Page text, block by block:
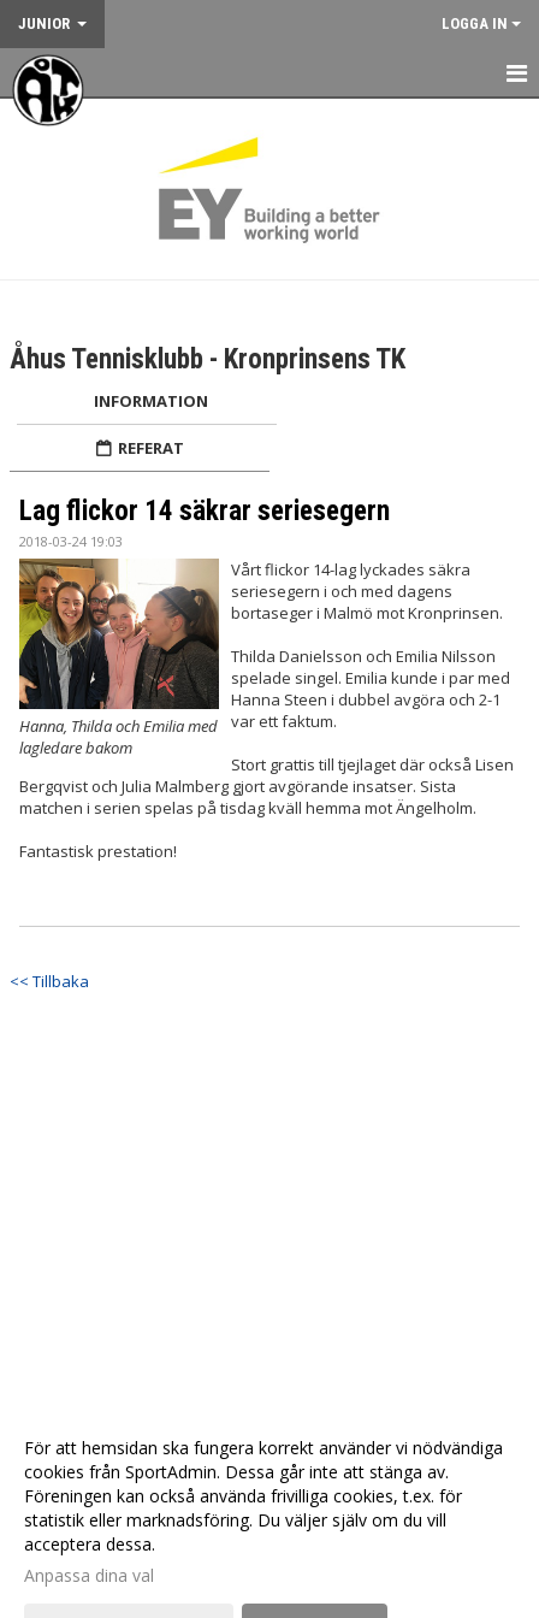
JUNIOR LOGGA IN
HEM
Åhus Tennisklubb - Kronprinsens TK
INFORMATION
REFERAT
Lag flickor 14 säkrar seriesegern
2018-03-24 19:03
Hanna, Thilda och Emilia med
lagledare bakom
Vårt flickor 14-lag lyckades säkra
seriesegern i och med dagens
bortaseger i Malmö mot Kronprinsen.
Thilda Danielsson och Emilia Nilsson
spelade singel. Emilia kunde i par med
Hanna Steen i dubbel avgöra och 2-1
var ett faktum.
Stort grattis till tjejlaget där också Lisen
Bergqvist och Julia Malmberg gjort avgörande insatser. Sista
matchen i serien spelas på tisdag kväll hemma mot Ängelholm.
Fantastisk prestation!
<< Tillbaka
För att hemsidan ska fungera korrekt använder vi nödvändiga
cookies från SportAdmin. Dessa går inte att stänga av.
Föreningen kan också använda frivilliga cookies, t.ex. för
statistik eller marknadsföring. Du väljer själv om du vill
acceptera dessa.
Anpassa dina val